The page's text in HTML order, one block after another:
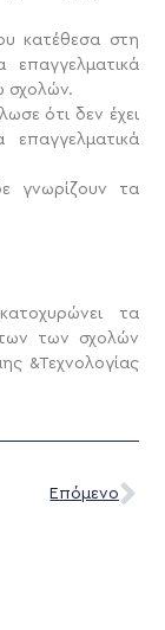
κατέθεσα στη
σχολών.
ότι δεν έχει
γνωρίζουν τα
τα
των σχολών
&Τεχνολογίας
Επόμενο